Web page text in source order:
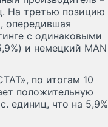
На третью позицию
опередившая
с одинаковыми
и немецкий MAN
по итогам 10
положительную
единиц, что на 5,9%